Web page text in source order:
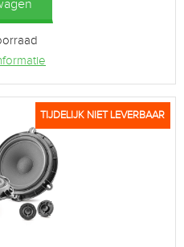
TIJDELIJK NIET LEVERBAAR